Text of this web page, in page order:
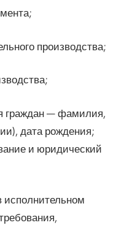
производства;
граждан — фамилия,
дата рождения;
и юридический
исполнительном